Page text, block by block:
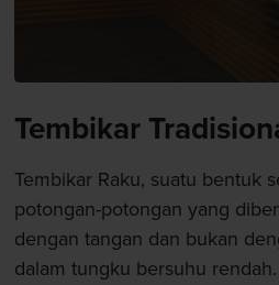
Tembikar
Tembikar Raku, suatu bentuk
potongan-potongan yang
dengan tangan dan bukan
dalam tungku bersuhu